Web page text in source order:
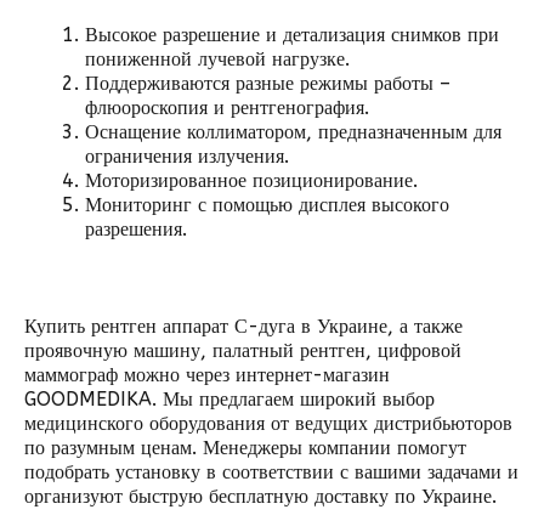
Высокое разрешение и детализация снимков при
пониженной лучевой нагрузке.
Поддерживаются разные режимы работы –
флюороскопия и рентгенография.
Оснащение коллиматором, предназначенным для
ограничения излучения.
Моторизированное позиционирование.
Мониторинг с помощью дисплея высокого
разрешения.
Купить рентген аппарат С-дуга в Украине, а также
проявочную машину, палатный рентген, цифровой
маммограф можно через интернет-магазин
GOODMEDIKA. Мы предлагаем широкий выбор
медицинского оборудования от ведущих дистрибьюторов
по разумным ценам. Менеджеры компании помогут
подобрать установку в соответствии с вашими задачами и
организуют быструю бесплатную доставку по Украине.